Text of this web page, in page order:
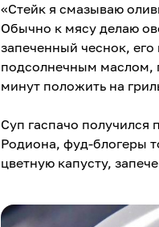
«Стейк я смазываю
Обычно к мясу делаю
запеченный чеснок,
подсолнечным маслом,
минут положить на
Суп гаспачо
Родиона, фуд-блогеры
цветную капусту,